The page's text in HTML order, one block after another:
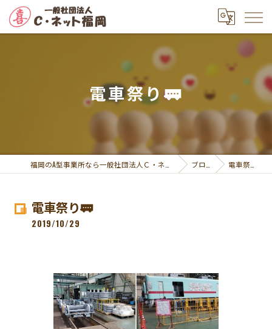
電車祭り🚃
ブログ 電車祭り🚃
電車祭り🚃
2019/10/29